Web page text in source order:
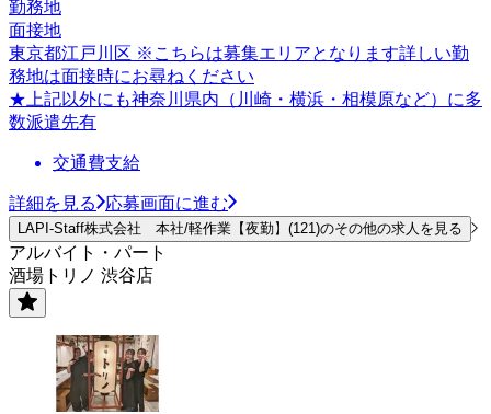
勤務地
面接地
東京都江戸川区 ※こちらは募集エリアとなります詳しい勤
務地は面接時にお尋ねください
★上記以外にも神奈川県内（川崎・横浜・相模原など）に多
数派遣先有
交通費支給
詳細を見る 応募画面に進む
LAPI-Staff株式会社 本社/軽作業【夜勤】(121)のその他の求人を見る
アルバイト・パート
酒場トリノ 渋谷店